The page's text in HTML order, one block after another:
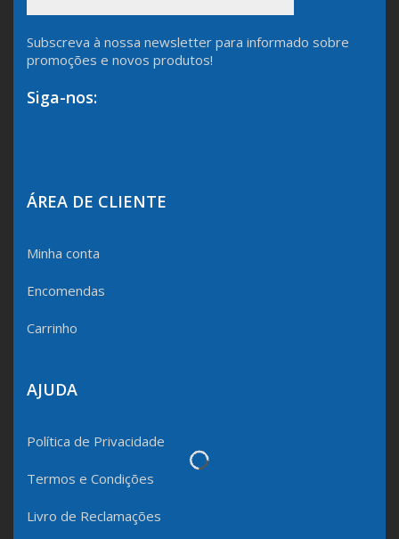
Subscreva à nossa newsletter para informado sobre
promoções e novos produtos!
Siga-nos:
ÁREA DE CLIENTE
Minha conta
Encomendas
Carrinho
AJUDA
Política de Privacidade
Termos e Condições
Livro de Reclamações